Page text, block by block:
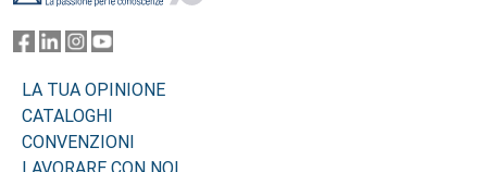
LA TUA OPINIONE
CATALOGHI
CONVENZIONI